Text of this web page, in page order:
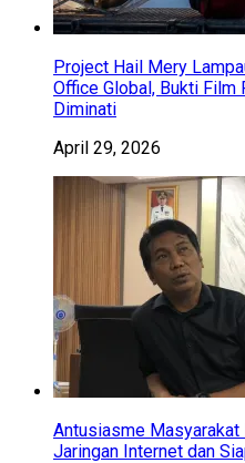
Project Hail Mery
Office Global, Bukti Film
Diminati
April 29, 2026
Antusiasme
Jaringan Internet dan